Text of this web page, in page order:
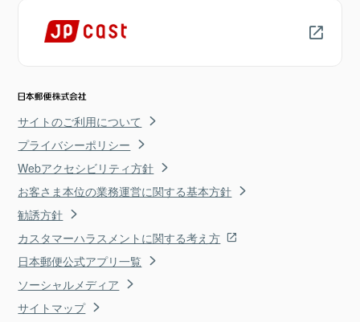
サイトのご利用について
プライバシーポリシー
Webアクセシビリティ方針
お客さま本位の業務運営に関する基本方針
勧誘方針
カスタマーハラスメントに関する考え方
日本郵便公式アプリ一覧
ソーシャルメディア
サイトマップ